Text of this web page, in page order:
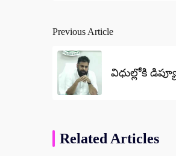
Post
navigation
Previous Article
విధుల్లోకి
Related Articles